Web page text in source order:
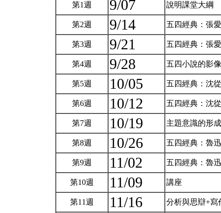
第1週 9/07 說明課堂大綱
第2週 9/14 五四經典：張
第3週 9/21 五四經典：張
第4週 9/28 五四小說的影
第5週 10/05 五四經典：沈
第6週 10/12 五四經典：沈
第7週 10/19 主題意識的形
第8週 10/26 五四經典：魯
第9週 11/02 五四經典：魯
第10週 11/09 講座
第11週 11/16 分析與思辯+